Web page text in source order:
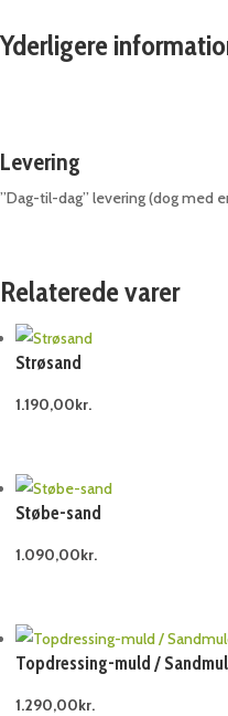
Yderligere
Levering
”Dag-til-dag” levering (dog med
Relaterede varer
Strøsand
1.190,00kr.
Støbe-sand
1.090,00kr.
Topdressing-muld /
1.290,00kr.